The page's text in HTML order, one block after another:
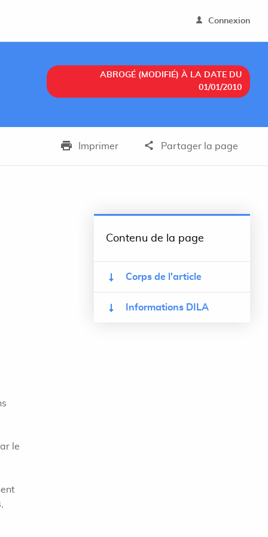
Connexion
ABROGÉ (MODIFIÉ) À LA DATE DU
01/01/2010
Imprimer Partager la page
le
Contenu de la page
Corps de l'article
Informations DILA